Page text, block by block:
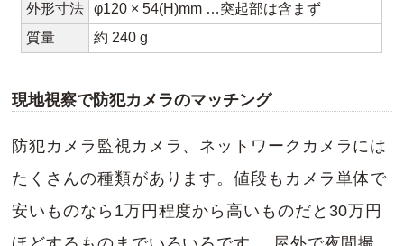
外形寸法
φ120 × 54(H)mm …突起部は含まず
質量
約 240 g
現地視察で防犯カメラのマッチング
防犯カメラ監視カメラ、ネットワークカメラには
たくさんの種類があります。値段もカメラ単体で
安いものなら1万円程度から高いものだと30万円